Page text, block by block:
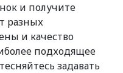
и получите
разных
и качество
подходящее
задавать